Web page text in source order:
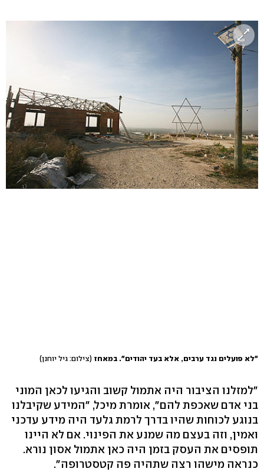
"לא פועלים נגד ערבים, אלא בעד יהודים". במאחז (צילום: גיל יוחנן)
"למזלנו הציבור היה אתמול קשוב והגיעו לכאן המוני
בני אדם שאכפת להם", אומרת מיכל, "המידע שקיבלנו
בנוגע לכוחות שהיו בדרך לרמת גלעד היה מידע עדכני
ואמין, וזה בעצם מה שמנע את הפינוי. אם לא היינו
תופסים את העסק בזמן היה כאן אתמול אסון נורא.
כנראה מישהו רצה שתהיה פה קטסטרופה".